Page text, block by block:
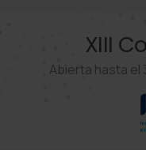
XIII
Abierta hasta el